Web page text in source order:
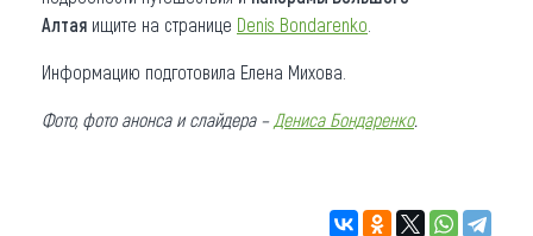
Алтая ищите на странице Denis Bondarenko
Информацию подготовила Елена Михова.
Фото, фото анонса и слайдера – Дениса Бондаренко.